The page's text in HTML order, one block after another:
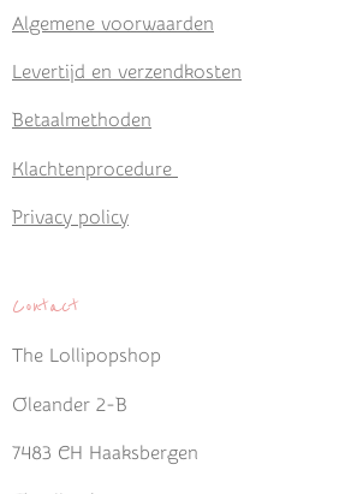
Algemene voorwaarden
Levertijd en verzendkosten
Betaalmethoden
Klachtenprocedure
Privacy policy
Contact
The Lollipopshop
Oleander 2-B
7483 CH Haaksbergen